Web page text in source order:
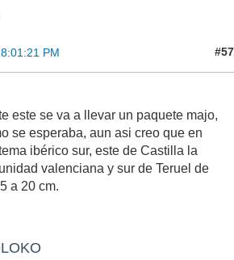
PM #57
este se va a llevar un paquete majo,
se esperaba, aun asi creo que en
ibérico sur, este de Castilla la
valenciana y sur de Teruel de
a 20 cm.